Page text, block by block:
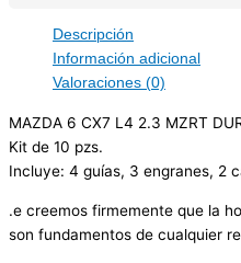
Descripción
Información adicional
Valoraciones (0)
MAZDA 6 CX7 L4 2.3 MZRT
Kit de 10 pzs.
Incluye: 4 guías, 3 engranes, 2
.e creemos firmemente que la
son fundamentos de cualquier